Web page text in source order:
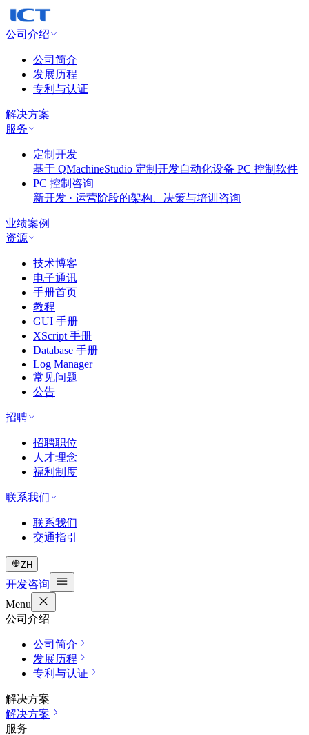
公司介绍
公司简介
发展历程
专利与认证
解决方案
服务
定制开发
基于 QMachineStudio 定制开发自动化设备 PC 控制软件
PC 控制咨询
新开发 · 运营阶段的架构、决策与培训咨询
业绩案例
资源
技术博客
电子通讯
手册首页
教程
GUI 手册
XScript 手册
Database 手册
Log Manager
常见问题
公告
招聘
招聘职位
人才理念
福利制度
联系我们
联系我们
交通指引
ZH
开发咨询
Menu
公司介绍
公司简介
发展历程
专利与认证
解决方案
解决方案
服务